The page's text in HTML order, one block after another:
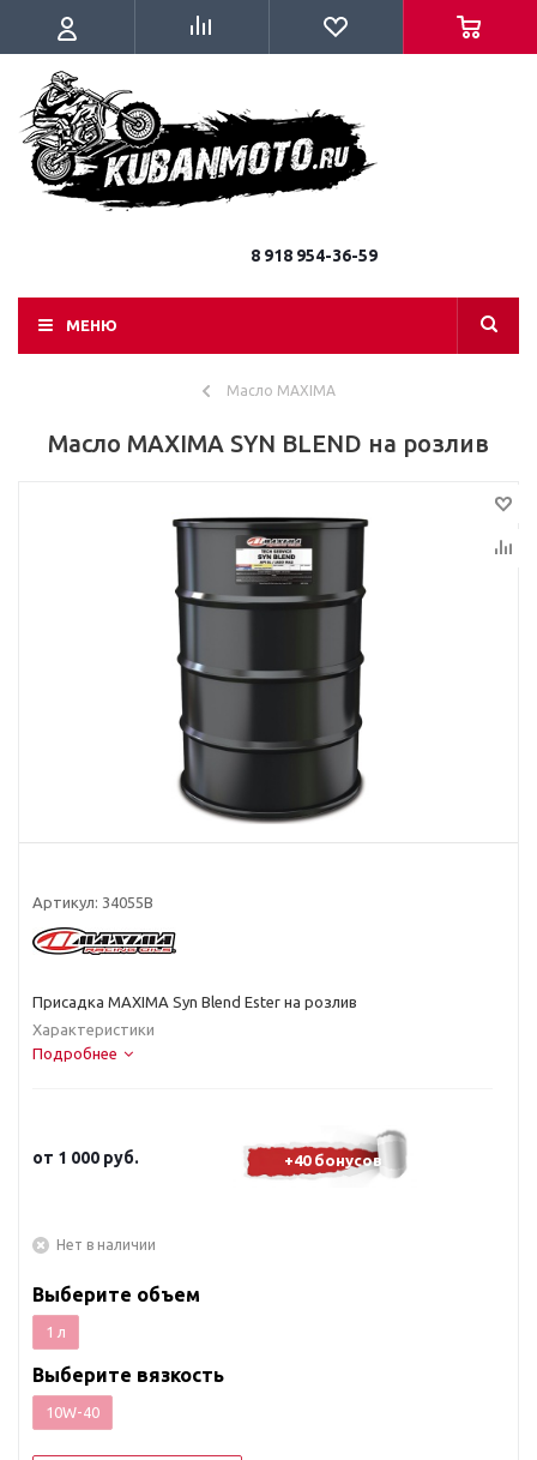
8 918 954-36-59
МЕНЮ
Масло MAXIMA
Масло MAXIMA SYN BLEND на розлив
Артикул: 34055B
Присадка MAXIMA Syn Blend Ester на розлив
Характеристики
Подробнее
от 1 000 руб. +40 бонусов
Нет в наличии
Выберите объем
1 л
Выберите вязкость
10W-40